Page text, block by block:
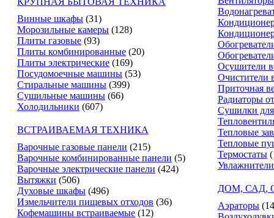
Винные шкафы (31)
Морозильные камеры (128)
Плиты газовые (93)
Плиты комбинированные (20)
Плиты электрические (169)
Посудомоечные машины (53)
Стиральные машины (399)
Сушильные машины (66)
Холодильники (607)
ВСТРАИВАЕМАЯ ТЕХНИКА
Варочные газовые панели (215)
Варочные комбинированные панели (5)
Варочные электрические панели (424)
Вытяжки (506)
Духовые шкафы (496)
Измельчители пищевых отходов (36)
Кофемашины встраиваемые (12)
Осушители
Очистители
Приточная
Радиаторы
Сушилки
Тепловые
Тепловые
Термостаты
ДОМ, САД,
Аэраторы